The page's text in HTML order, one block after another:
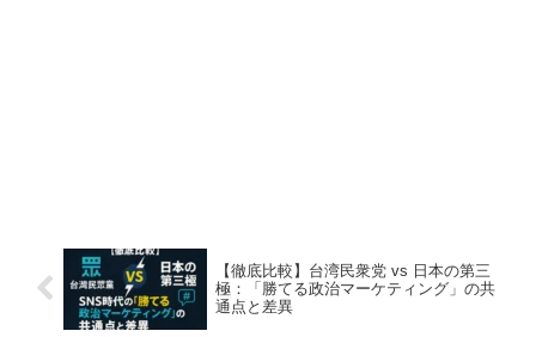
【徹底比較】台湾民衆党 vs 日本の第三
極：「勝てる政治マーケティング」の共
通点と差異